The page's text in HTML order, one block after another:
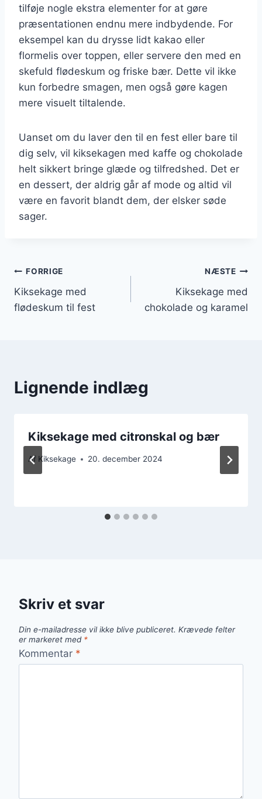
tilføje nogle ekstra elementer for at gøre
præsentationen endnu mere indbydende. For
eksempel kan du drysse lidt kakao eller
flormelis over toppen, eller servere den med en
skefuld flødeskum og friske bær. Dette vil ikke
kun forbedre smagen, men også gøre kagen
mere visuelt tiltalende.
Uanset om du laver den til en fest eller bare til
dig selv, vil kiksekagen med kaffe og chokolade
helt sikkert bringe glæde og tilfredshed. Det er
en dessert, der aldrig går af mode og altid vil
være en favorit blandt dem, der elsker søde
sager.
Indlægsnavigation
FORRIGE
Kiksekage med
flødeskum til fest
NÆSTE
Kiksekage med
chokolade og karamel
Lignende indlæg
Kiksekage med citronskal og bær
Af Kiksekage 20. december 2024
Skriv et svar
Din e-mailadresse vil ikke blive publiceret. Krævede felter
er markeret med *
Kommentar *